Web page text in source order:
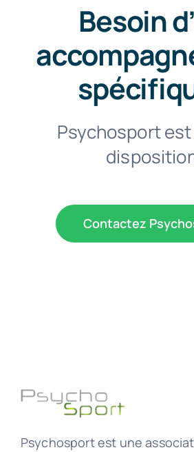
Besoin
Psychosport
Contactez
Psychosport est une